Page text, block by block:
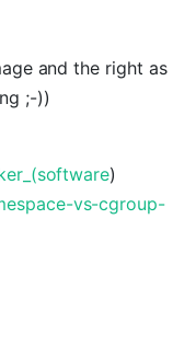
and the right as
;-))
)
vs-cgroup-